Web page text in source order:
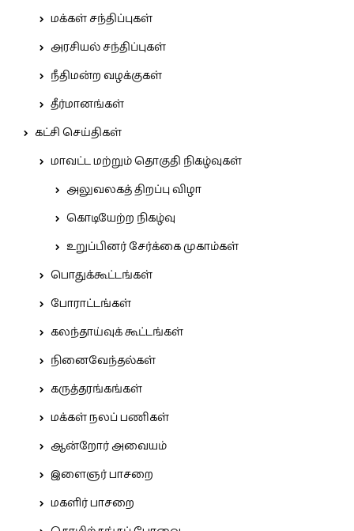
மக்கள் சந்திப்புகள்
அரசியல் சந்திப்புகள்
நீதிமன்ற வழக்குகள்
தீர்மானங்கள்
கட்சி செய்திகள்
மாவட்ட மற்றும் தொகுதி நிகழ்வுகள்
அலுவலகத் திறப்பு விழா
கொடியேற்ற நிகழ்வு
உறுப்பினர் சேர்க்கை முகாம்கள்
பொதுக்கூட்டங்கள்
போராட்டங்கள்
கலந்தாய்வுக் கூட்டங்கள்
நினைவேந்தல்கள்
கருத்தரங்கங்கள்
மக்கள் நலப் பணிகள்
ஆன்றோர் அவையம்
இளைஞர் பாசறை
மகளிர் பாசறை